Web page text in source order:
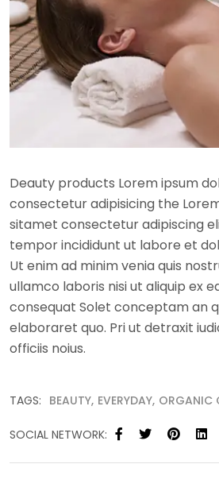
Deauty products Lorem ipsum
consectetur adipisicing the
sitamet consectetur adipiscing
tempor incididunt ut labore et
Ut enim ad minim venia quis
ullamco laboris nisi ut aliquip ex
consequat Solet conceptam an
elaboraret quo. Pri ut detraxit
officiis noius.
TAGS: BEAUTY EVERYDAY ORGANIC
SOCIAL NETWORK: